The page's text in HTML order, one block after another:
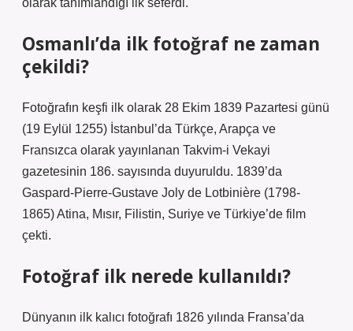
olarak tanımlandığı ilk seferdi.
Osmanlı’da ilk fotoğraf ne zaman
çekildi?
Fotoğrafın keşfi ilk olarak 28 Ekim 1839 Pazartesi günü
(19 Eylül 1255) İstanbul’da Türkçe, Arapça ve
Fransızca olarak yayınlanan Takvim-i Vekayi
gazetesinin 186. sayısında duyuruldu. 1839’da
Gaspard-Pierre-Gustave Joly de Lotbinière (1798-
1865) Atina, Mısır, Filistin, Suriye ve Türkiye’de film
çekti.
Fotoğraf ilk nerede kullanıldı?
Dünyanın ilk kalıcı fotoğrafı 1826 yılında Fransa’da